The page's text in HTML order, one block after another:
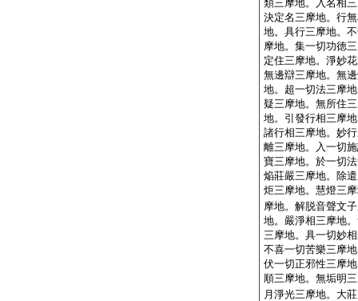
類三摩地。入名相
決定名三摩地。行
地。具行三摩地。
摩地。集一切功徳
定住三摩地。淨妙
無邊辯三摩地。無
地。超一切法三摩
疑三摩地。無所住
地。引發行相三摩
諸行相三摩地。妙
離三摩地。入一切
寶三摩地。於一切
焔莊嚴三摩地。除
炬三摩地。慧燈三
摩地。解脱音聲文
地。嚴淨相三摩地
三摩地。具一切妙
不喜一切苦樂三摩
伏一切正邪性三摩
順三摩地。無垢明
月淨光三摩地。大